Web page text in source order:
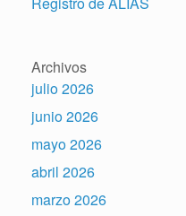
Archivos
julio 2026
junio 2026
mayo 2026
abril 2026
marzo 2026